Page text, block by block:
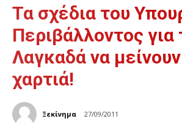
Τα σχέδια του
Περιβάλλοντος για
Λαγκαδά να
χαρτιά!
Ξεκίνημα 27/09/2011